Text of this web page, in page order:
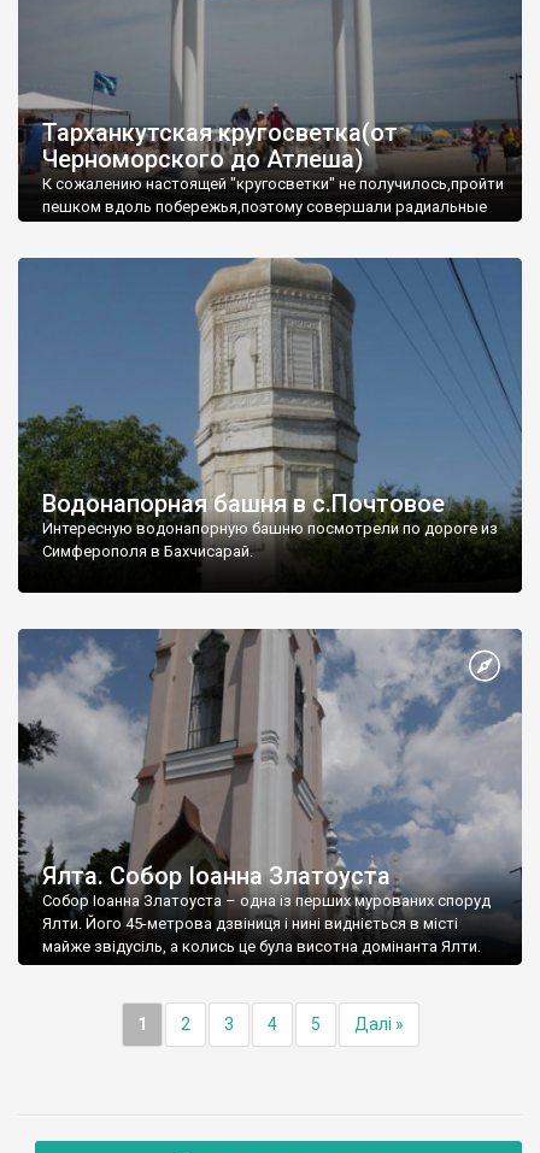
Тарханкутская кругосветка(от
Черноморского до Атлеша)
К сожалению настоящей "кругосветки" не получилось,пройти
пешком вдоль побережья,поэтому совершали радиальные
Водонапорная башня в с.Почтовое
Интересную водонапорную башню посмотрели по дороге из
Симферополя в Бахчисарай.
Ялта. Собор Іоанна Златоуста
Собор Іоанна Златоуста – одна із перших мурованих споруд
Ялти. Його 45-метрова дзвіниця і нині видніється в місті
майже звідусіль, а колись це була висотна домінанта Ялти.
1 2 3 4 5 Далі »